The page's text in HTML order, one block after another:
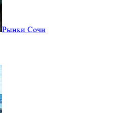
Рынки Сочи